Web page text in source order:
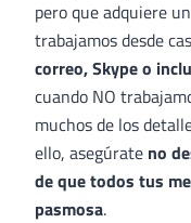
pero que adquiere
trabajamos desde
correo, Skype o
cuando NO
muchos de los
ello, asegúrate no
de que todos tus
pasmosa.